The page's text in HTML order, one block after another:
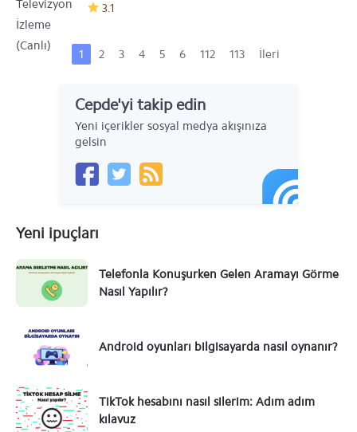
3.1
1 2 3 4 5 6 112 113 İleri
Cepde'yi takip edin
Yeni içerikler sosyal medya akışınıza
gelsin
Yeni ipuçları
Telefonla Konuşurken Gelen Aramayı Görme
Nasıl Yapılır?
Android oyunları bilgisayarda nasıl oynanır?
TikTok hesabını nasıl silerim: Adım adım
kılavuz